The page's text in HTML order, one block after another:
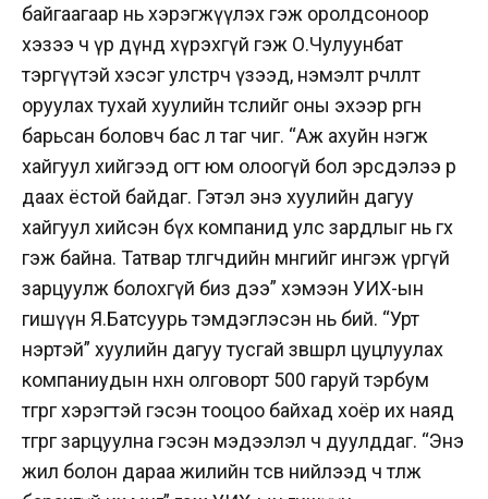
байгаагаар нь хэрэгжүүлэх гэж оролдсоноор
хэзээ ч үр дүнд хүрэхгүй гэж О.Чулуунбат
тэргүүтэй хэсэг улстөрч үзээд, нэмэлт өөрчлөлт
оруулах тухай хуулийн төслийг оны эхээр өргөн
барьсан боловч бас л таг чиг. “Аж ахуйн нэгж
хайгуул хийгээд огт юм олоогүй бол эрсдэлээ өөрөө
даах ёстой байдаг. Гэтэл энэ хуулийн дагуу
хайгуул хийсэн бүх компанид улс зардлыг нь өгөх
гэж байна. Татвар төлөгчдийн мөнгийг ингэж үргүй
зарцуулж болохгүй биз дээ” хэмээн УИХ-ын
гишүүн Я.Батсуурь тэмдэглэсэн нь бий. “Урт
нэртэй” хуулийн дагуу тусгай зөвшөөрлөө цуцлуулах
компаниудын нөхөн олговорт 500 гаруй тэрбум
төгрөг хэрэгтэй гэсэн тооцоо байхад хоёр их наяд
төгрөг зарцуулна гэсэн мэдээлэл ч дуулддаг. “Энэ
жил болон дараа жилийн төсөв нийлээд ч төлж